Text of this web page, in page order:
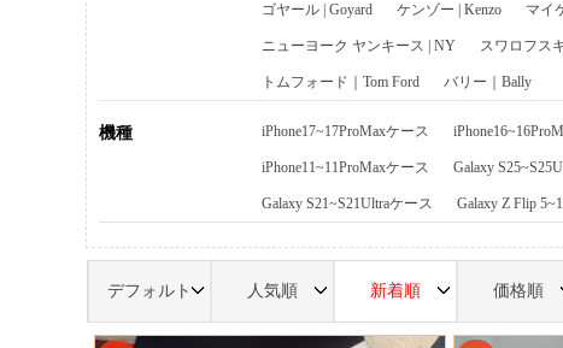
ゴヤール | Goyard ケンゾー | Kenzo マイ
ニューヨーク ヤンキース | NY スワロフス
トムフォード｜Tom Ford バリー｜Bally
機種 iPhone17~17ProMaxケース
iPhone11~11ProMaxケース Galaxy
Galaxy S21~S21Ultraケース Galaxy Z Flip
デフォルト 人気順 新着順 価格順